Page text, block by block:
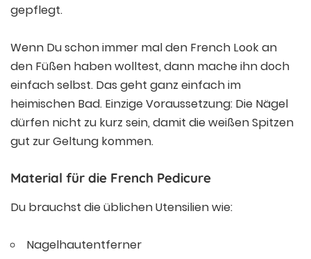
gepflegt.
Wenn Du schon immer mal den French Look an
den Füßen haben wolltest, dann mache ihn doch
einfach selbst. Das geht ganz einfach im
heimischen Bad. Einzige Voraussetzung: Die Nägel
dürfen nicht zu kurz sein, damit die weißen Spitzen
gut zur Geltung kommen.
Material für die French Pedicure
Du brauchst die üblichen Utensilien wie:
Nagelhautentferner